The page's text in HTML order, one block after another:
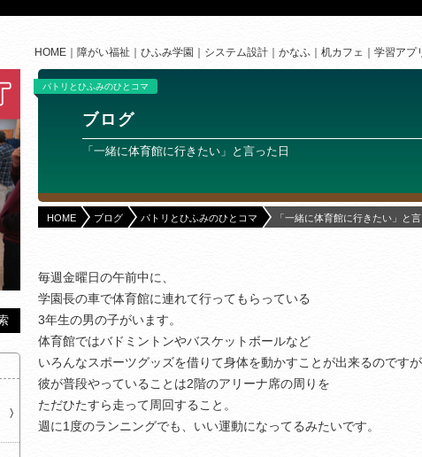
HOME 障がい福祉 ひふみ学園 システム設計 かなふ 机カフェ 学習アプ
パトリとひふみのひとコマ
ブログ
「一緒に体育館に行きたい」と言った日
HOME ブログ パトリとひふみのひとコマ 「一緒に体育館に行きたい」と
毎週金曜日の午前中に、
学園長の車で体育館に連れて行ってもらっている
3年生の男の子がいます。
体育館ではバドミントンやバスケットボールなど
いろんなスポーツグッズを借りて身体を動かすことが出来るのですが
彼が普段やっていることは2階のアリーナ席の周りを
ただひたすら走って周回すること。
週に1度のランニングでも、いい運動になってるみたいです。